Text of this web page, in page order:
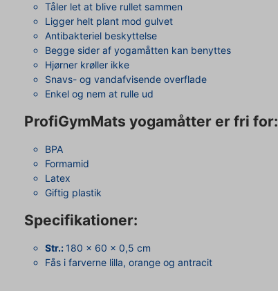
Tåler let at blive rullet sammen
Ligger helt plant mod gulvet
Antibakteriel beskyttelse
Begge sider af yogamåtten kan benyttes
Hjørner krøller ikke
Snavs- og vandafvisende overflade
Enkel og nem at rulle ud
ProfiGymMats yogamåtter er fri for:
BPA
Formamid
Latex
Giftig plastik
Specifikationer:
Str.: 180 x 60 x 0,5 cm
Fås i farverne lilla, orange og antracit